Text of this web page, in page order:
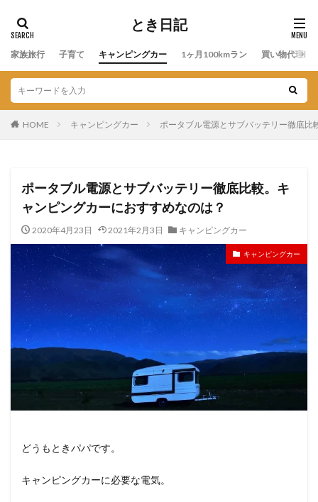
とき日記
家族旅行 子育て キャンピングカー 1ヶ月100kmラン 買い物代理店
HOME キャンピングカー ポータブル電源とサブバッテリー徹底
ポータブル電源とサブバッテリー徹底比較。キ
ャンピングカーにおすすめなのは？
2020年4月23日 2021年2月3日 キャンピングカー
キャンピングカー
どうもときパパです。
キャンピングカーに必要な電気。